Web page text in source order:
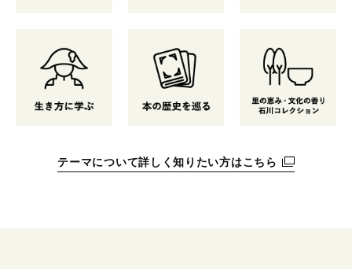
テーマについて詳しく知りたい方はこちら